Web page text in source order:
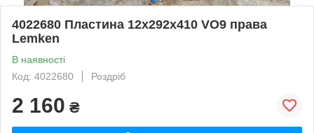
4022680 Пластина 12х292х410 VO9 права
Lemken
В наявності
Код: 4022680
Роздріб
2 160 ₴